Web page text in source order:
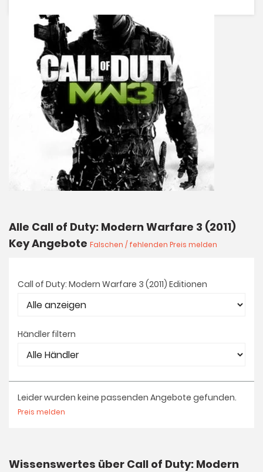
Alle Call of Duty: Modern Warfare 3 (2011)
Key Angebote Falschen / fehlenden Preis melden
Call of Duty: Modern Warfare 3 (2011) Editionen
Händler filtern
Leider wurden keine passenden Angebote gefunden.
Preis melden
Wissenswertes über Call of Duty: Modern